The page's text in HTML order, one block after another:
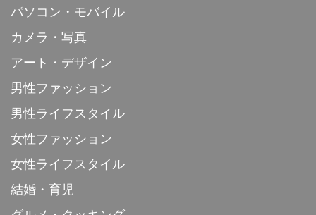
パソコン・モバイル
カメラ・写真
アート・デザイン
男性ファッション
男性ライフスタイル
女性ファッション
女性ライフスタイル
結婚・育児